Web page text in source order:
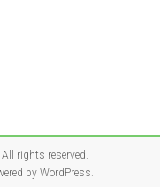
All rights reserved.
by WordPress